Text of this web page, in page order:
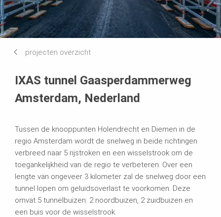
projecten overzicht
IXAS tunnel Gaasperdammerweg
Amsterdam, Nederland
Tussen de knooppunten Holendrecht en Diemen in de
regio Amsterdam wordt de snelweg in beide richtingen
verbreed naar 5 rijstroken en een wisselstrook om de
toegankelijkheid van de regio te verbeteren. Over een
lengte van ongeveer 3 kilometer zal de snelweg door een
tunnel lopen om geluidsoverlast te voorkomen. Deze
omvat 5 tunnelbuizen: 2 noordbuizen, 2 zuidbuizen en
een buis voor de wisselstrook.